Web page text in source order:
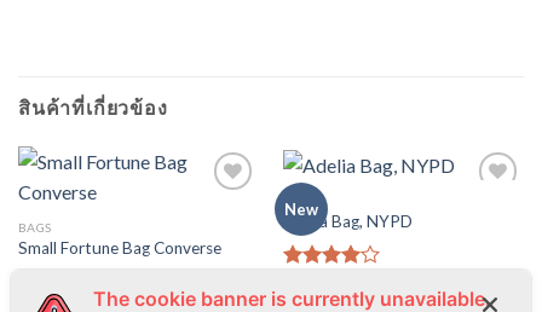
สินค้าที่เกี่ยวข้อง
BAGS
Small Fortune Bag Converse
29.00
New
Adelia Bag, NYPD
คะแนน
The cookie banner is currently unavailable.